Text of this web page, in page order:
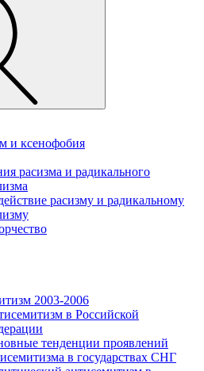
и ксенофобия
расизма и радикального
расизму и радикальному
2003-2006
в Российской
тенденции проявлений
в государствах СНГ